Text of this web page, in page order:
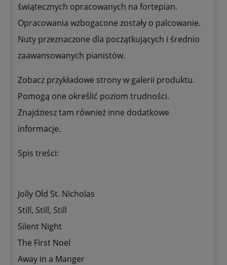
świątecznych opracowanych na fortepian.
Opracowania wzbogacone zostały o palcowanie.
Nuty przeznaczone dla początkujących i średnio
zaawansowanych pianistów.
Zobacz przykładowe strony w galerii produktu.
Pomogą one określić poziom trudności.
Znajdziesz tam również inne dodatkowe
informacje.
Spis treści:
Jolly Old St. Nicholas
Still, Still, Still
Silent Night
The First Noel
Away in a Manger